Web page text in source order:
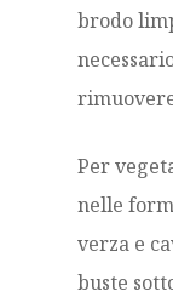
brodo
Per
nelle
verza e
buste